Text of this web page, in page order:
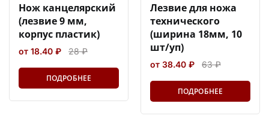
Нож канцелярский
(лезвие 9 мм,
корпус пластик)
от 18.40 ₽ 28 ₽
ПОДРОБНЕЕ
Лезвие для ножа
технического
(ширина 18мм, 10
шт/уп)
от 38.40 ₽ 63 ₽
ПОДРОБНЕЕ